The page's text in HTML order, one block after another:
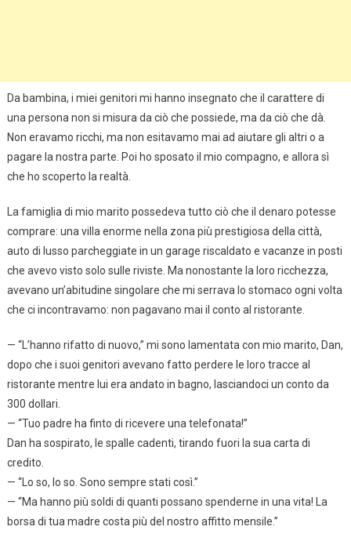
Da bambina, i miei genitori mi hanno insegnato che il carattere di
una persona non si misura da ciò che possiede, ma da ciò che dà.
Non eravamo ricchi, ma non esitavamo mai ad aiutare gli altri o a
pagare la nostra parte. Poi ho sposato il mio compagno, e allora sì
che ho scoperto la realtà.
La famiglia di mio marito possedeva tutto ciò che il denaro potesse
comprare: una villa enorme nella zona più prestigiosa della città,
auto di lusso parcheggiate in un garage riscaldato e vacanze in posti
che avevo visto solo sulle riviste. Ma nonostante la loro ricchezza,
avevano un’abitudine singolare che mi serrava lo stomaco ogni volta
che ci incontravamo: non pagavano mai il conto al ristorante.
— “L’hanno rifatto di nuovo,” mi sono lamentata con mio marito, Dan,
dopo che i suoi genitori avevano fatto perdere le loro tracce al
ristorante mentre lui era andato in bagno, lasciandoci un conto da
300 dollari.
— “Tuo padre ha finto di ricevere una telefonata!”
Dan ha sospirato, le spalle cadenti, tirando fuori la sua carta di
credito.
— “Lo so, lo so. Sono sempre stati così.”
— “Ma hanno più soldi di quanti possano spenderne in una vita! La
borsa di tua madre costa più del nostro affitto mensile.”